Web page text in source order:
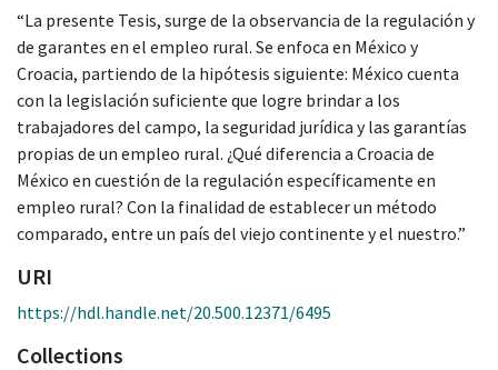
“La presente Tesis, surge de la observancia de la regulación y
de garantes en el empleo rural. Se enfoca en México y
Croacia, partiendo de la hipótesis siguiente: México cuenta
con la legislación suficiente que logre brindar a los
trabajadores del campo, la seguridad jurídica y las garantías
propias de un empleo rural. ¿Qué diferencia a Croacia de
México en cuestión de la regulación específicamente en
empleo rural? Con la finalidad de establecer un método
comparado, entre un país del viejo continente y el nuestro.”
URI
https://hdl.handle.net/20.500.12371/6495
Collections